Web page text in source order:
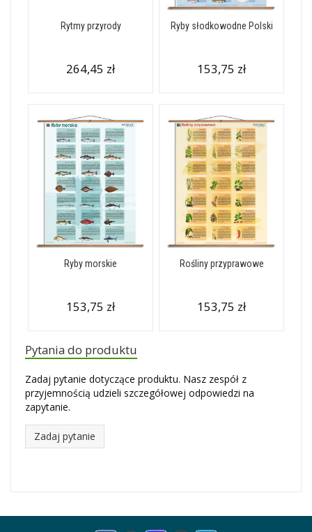
Rytmy przyrody
264,45 zł
Ryby słodkowodne Polski
153,75 zł
Ryby morskie
153,75 zł
Rośliny przyprawowe
153,75 zł
Pytania do produktu
Zadaj pytanie dotyczące produktu. Nasz zespół z
przyjemnością udzieli szczegółowej odpowiedzi na
zapytanie.
Zadaj pytanie